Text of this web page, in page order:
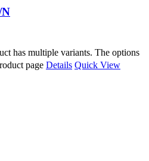
has multiple variants. The options
page Details Quick View